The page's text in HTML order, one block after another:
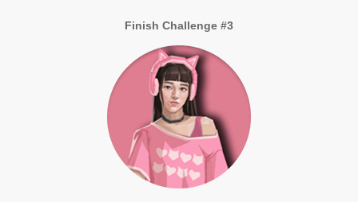
Finish Challenge #3